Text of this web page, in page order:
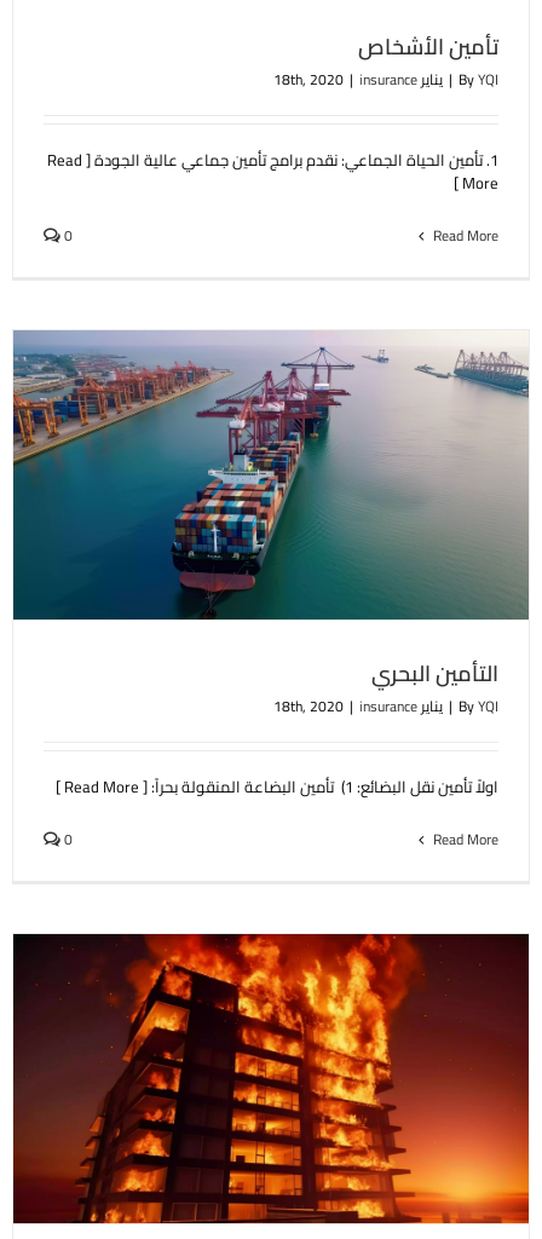
تأمين الأشخاص
ByYQI
| يناير 18th, 2020 | insurance
1. تأمين الحياة الجماعي: نقدم برامج تأمين جماعي عالية الجودة [ Read
More ]
Read More
0
التأمين البحري
ByYQI
| يناير 18th, 2020 | insurance
اولاً تأمين نقل البضائع: 1) تأمين البضاعة المنقولة بحراً: [ Read More ]
Read More
0